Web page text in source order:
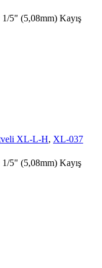
5" (5,08mm) Kayış
XL-L-H, XL-037
5" (5,08mm) Kayış